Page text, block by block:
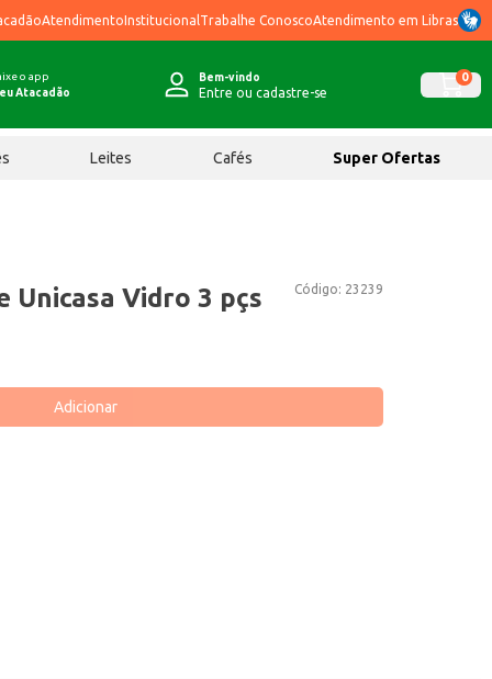
AtendimentoInstitucional Trabalhe ConoscoAtendimento em Libras
o app
Atacadão
Bem-vindo
Entre ou cadastre-se
0
Leites Cafés Super Ofertas
Código: 23239
Unicasa Vidro 3 pçs
Adicionar